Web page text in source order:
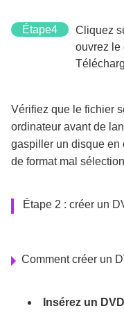
Étape4
Cliquez
ouvrez le
Vérifiez que le fichier
ordinateur avant de
gaspiller un disque en
de format mal
Étape 2 : créer un
Comment créer un
Insérez un